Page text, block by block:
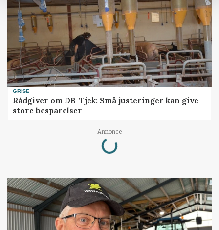
GRISE
Rådgiver om DB-Tjek: Små justeringer kan give
store besparelser
Annonce
Loading...